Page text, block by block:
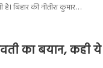
बिहार की नीतीश कुमार…
का बयान, कही ये